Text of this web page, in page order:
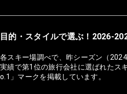
目的・スタイルで選ぶ！2026-
各スキー場調べで、昨シーズン（
実績で第1位の旅行会社に選ばれたス
o.1」マークを掲載しています。